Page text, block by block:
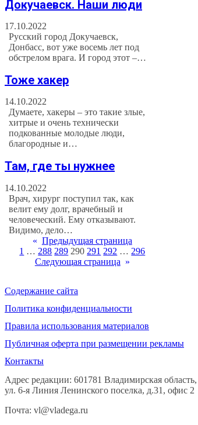
Докучаевск. Наши люди
17.10.2022
Русский город Докучаевск,
Донбасс, вот уже восемь лет под
обстрелом врага. И город этот –…
Тоже хакер
14.10.2022
Думаете, хакеры – это такие злые,
хитрые и очень технически
подкованные молодые люди,
благородные и…
Там, где ты нужнее
14.10.2022
Врач, хирург поступил так, как
велит ему долг, врачебный и
человеческий. Ему отказывают.
Видимо, дело…
« Предыдущая страница
1 … 288 289 290 291 292 … 296
Следующая страница »
Содержание сайта
Политика конфиденциальности
Правила использования материалов
Публичная оферта при размещении рекламы
Контакты
Адрес редакции: 601781 Владимирская
ул. 6-я Линия Ленинского поселка, д.31, офис 2
Почта: vl@vladega.ru